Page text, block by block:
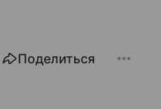
Поделиться